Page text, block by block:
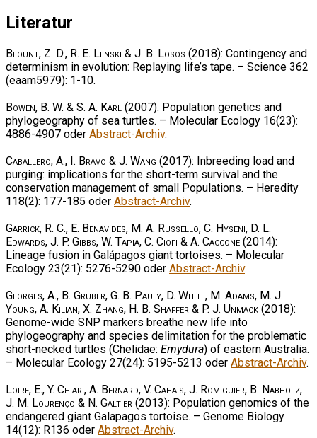
Literatur
Blount, Z. D., R. E. Lenski & J. B. Losos (2018): Contingency and
determinism in evolution: Replaying life’s tape. – Science 362
(eaam5979): 1-10.
Bowen, B. W. & S. A. Karl (2007): Population genetics and
phylogeography of sea turtles. – Molecular Ecology 16(23):
4886-4907 oder Abstract-Archiv.
Caballero, A., I. Bravo & J. Wang (2017): Inbreeding load and
purging: implications for the short-term survival and the
conservation management of small Populations. – Heredity
118(2): 177-185 oder Abstract-Archiv.
Garrick, R. C., E. Benavides, M. A. Russello, C. Hyseni, D. L.
Edwards, J. P. Gibbs, W. Tapia, C. Ciofi & A. Caccone (2014):
Lineage fusion in Galápagos giant tortoises. – Molecular
Ecology 23(21): 5276-5290 oder Abstract-Archiv.
Georges, A., B. Gruber, G. B. Pauly, D. White, M. Adams, M. J.
Young, A. Kilian, X. Zhang, H. B. Shaffer & P. J. Unmack (2018):
Genome-wide SNP markers breathe new life into
phylogeography and species delimitation for the problematic
short-necked turtles (Chelidae: Emydura) of eastern Australia.
– Molecular Ecology 27(24): 5195-5213 oder Abstract-Archiv.
Loire, E., Y. Chiari, A. Bernard, V. Cahais, J. Romiguier, B. Nabholz,
J. M. Lourenço & N. Galtier (2013): Population genomics of the
endangered giant Galapagos tortoise. – Genome Biology
14(12): R136 oder Abstract-Archiv.